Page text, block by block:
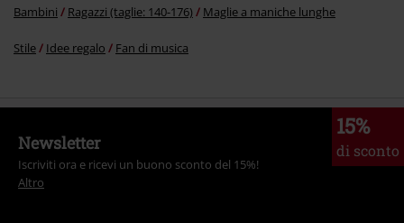
Bambini Ragazzi (taglie: 140-176) Maglie a maniche lunghe
Stile Idee regalo Fan di musica
15%
di sconto
Newsletter
Iscriviti ora e ricevi un buono sconto del 15%!
Altro